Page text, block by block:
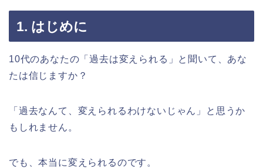
1. はじめに
10代のあなたの「過去は変えられる」と聞いて、あな
たは信じますか？
「過去なんて、変えられるわけないじゃん」と思うか
もしれません。
でも、本当に変えられるのです。